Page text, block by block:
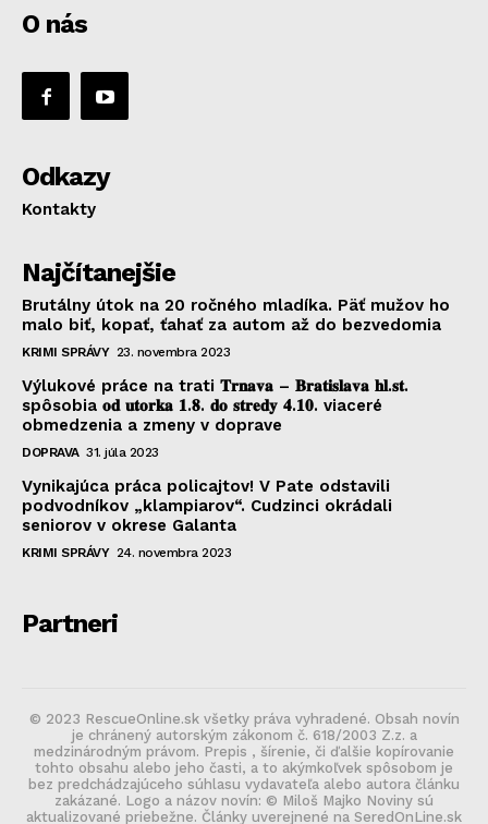
O nás
Odkazy
Kontakty
Najčítanejšie
Brutálny útok na 20 ročného mladíka. Päť mužov ho
malo biť, kopať, ťahať za autom až do bezvedomia
KRIMI SPRÁVY 23. novembra 2023
Výlukové práce na trati 𝐓𝐫𝐧𝐚𝐯𝐚 – 𝐁𝐫𝐚𝐭𝐢𝐬𝐥𝐚𝐯𝐚 𝐡𝐥.𝐬𝐭.
spôsobia 𝐨𝐝 𝐮𝐭𝐨𝐫𝐤𝐚 𝟏.𝟖. 𝐝𝐨 𝐬𝐭𝐫𝐞𝐝𝐲 𝟒.𝟏𝟎. viaceré
obmedzenia a zmeny v doprave
DOPRAVA 31. júla 2023
Vynikajúca práca policajtov! V Pate odstavili
podvodníkov „klampiarov“. Cudzinci okrádali
seniorov v okrese Galanta
KRIMI SPRÁVY 24. novembra 2023
Partneri
© 2023 RescueOnline.sk všetky práva vyhradené. Obsah novín
je chránený autorským zákonom č. 618/2003 Z.z. a
medzinárodným právom. Prepis , šírenie, či ďalšie kopírovanie
tohto obsahu alebo jeho časti, a to akýmkoľvek spôsobom je
bez predchádzajúceho súhlasu vydavateľa alebo autora článku
zakázané. Logo a názov novín: © Miloš Majko Noviny sú
aktualizované priebežne. Články uverejnené na SeredOnLine.sk